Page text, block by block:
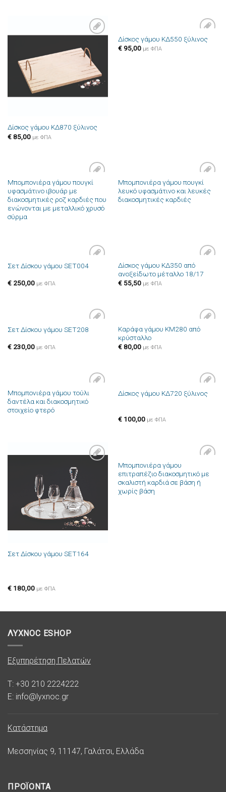
στην λίστα
επιθυμιών
Δίσκος γάμου ΚΔ870 ξύλινος
€85,00 με ΦΠΑ
Πρόσθήκη
Δίσκος γάμου ΚΔ550 ξύλινος
€95,00 με ΦΠΑ
Πρόσθήκη
στην λίστα
επιθυμιών
Μπομπονιέρα γάμου πουγκί
υφασμάτινο ιβουάρ με
διακοσμητικές ροζ καρδιές που
ενώνονται με μεταλλικό χρυσό
σύρμα
Πρόσθήκη
στην λίστα
επιθυμιών
Μπομπονιέρα γάμου πουγκί
λευκό υφασμάτινο και λευκές
διακοσμητικές καρδιές
Πρόσθήκη
Σετ Δίσκου γάμου SET004
€250,00 με ΦΠΑ
Πρόσθήκη
στην λίστα
Δίσκος γάμου ΚΔ350 από
ανοξείδωτο μέταλλο 18/17
€55,50 με ΦΠΑ
Πρόσθήκη
Σετ Δίσκου γάμου SET208
€230,00 με ΦΠΑ
Πρόσθήκη
Καράφα γάμου ΚΜ280 από
κρύσταλλο
€80,00 με ΦΠΑ
Πρόσθήκη
στην λίστα
Μπομπονιέρα γάμου τούλι
δαντέλα και διακοσμητικό
στοιχείο φτερό
Πρόσθήκη
Δίσκος γάμου ΚΔ720 ξύλινος
€100,00 με ΦΠΑ
Πρόσθήκη
στην λίστα
επιθυμιών
Σετ Δίσκου γάμου SET164
€180,00 με ΦΠΑ
στην λίστα
επιθυμιών
Μπομπονιέρα γάμου
επιτραπέζιο διακοσμητικό με
σκαλιστή καρδιά σε βάση ή
χωρίς βάση
ΛΥΧΝΟC ESHOP
Εξυπηρέτηση Πελατών
T: +30 210 2224222
E: info@lyxnoc.gr
Κατάστημα
Μεσσηνίας 9, 11147, Γαλάτσι, Ελλάδα
ΠΡΟΪΟΝΤΑ